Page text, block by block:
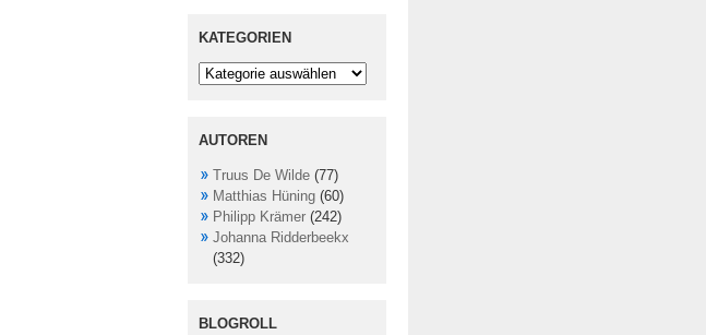
KATEGORIEN
Kategorien
AUTOREN
Truus De Wilde (77)
Matthias Hüning (60)
Philipp Krämer (242)
Johanna Ridderbeekx
(332)
BLOGROLL